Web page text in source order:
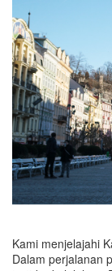
Kami menjelajahi
Dalam perjalanan